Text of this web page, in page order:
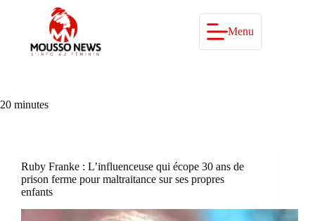
Menu
20 minutes
Ruby Franke : L’influenceuse qui écope 30 ans de
prison ferme pour maltraitance sur ses propres
enfants